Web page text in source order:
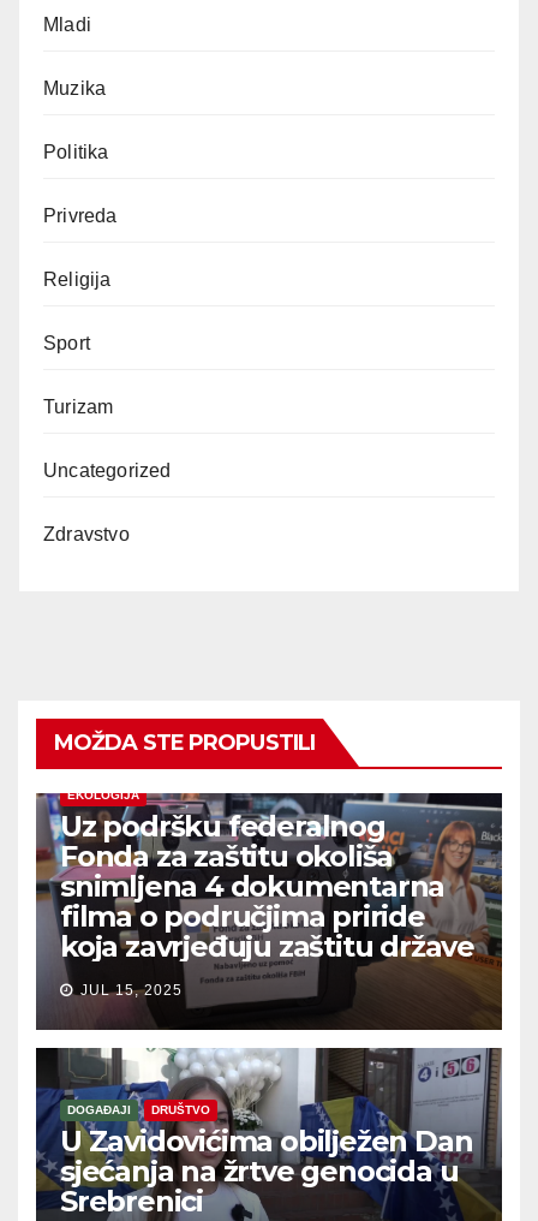
Mladi
Muzika
Politika
Privreda
Religija
Sport
Turizam
Uncategorized
Zdravstvo
MOŽDA STE PROPUSTILI
EKOLOGIJA
Uz podršku federalnog
Fonda za zaštitu okoliša
snimljena 4 dokumentarna
filma o područjima priride
koja zavrjeđuju zaštitu države
JUL 15, 2025
DOGAĐAJI DRUŠTVO
U Zavidovićima obilježen Dan
sjećanja na žrtve genocida u
Srebrenici